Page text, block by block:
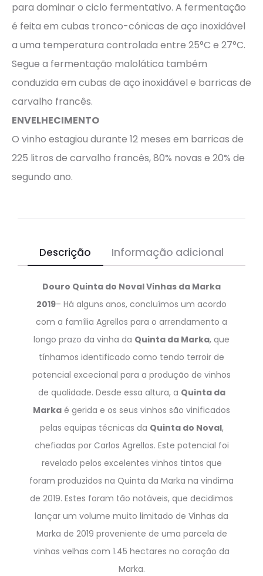
para dominar o ciclo fermentativo. A fermentação
é feita em cubas tronco-cónicas de aço inoxidável
a uma temperatura controlada entre 25°C e 27°C.
Segue a fermentação malolática também
conduzida em cubas de aço inoxidável e barricas de
carvalho francês.
ENVELHECIMENTO
O vinho estagiou durante 12 meses em barricas de
225 litros de carvalho francês, 80% novas e 20% de
segundo ano.
Descrição Informação adicional
Douro Quinta do Noval Vinhas da Marka
2019– Há alguns anos, concluímos um acordo
com a família Agrellos para o arrendamento a
longo prazo da vinha da Quinta da Marka, que
tínhamos identificado como tendo terroir de
potencial excecional para a produção de vinhos
de qualidade. Desde essa altura, a Quinta da
Marka é gerida e os seus vinhos são vinificados
pelas equipas técnicas da Quinta do Noval,
chefiadas por Carlos Agrellos. Este potencial foi
revelado pelos excelentes vinhos tintos que
foram produzidos na Quinta da Marka na vindima
de 2019. Estes foram tão notáveis, que decidimos
lançar um volume muito limitado de Vinhas da
Marka de 2019 proveniente de uma parcela de
vinhas velhas com 1.45 hectares no coração da
Marka.